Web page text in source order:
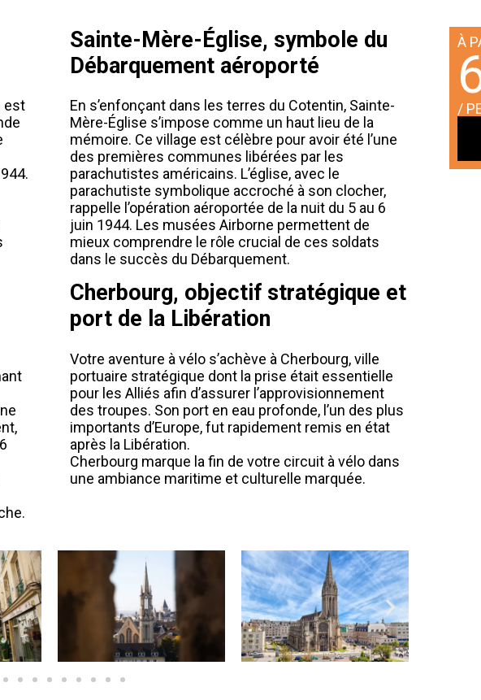
est
Sainte-Mère-Église, symbole du
Débarquement aéroporté
En s’enfonçant dans les terres du Cotentin, Sainte-
Mère-Église s’impose comme un haut lieu de la
mémoire. Ce village est célèbre pour avoir été l’une
des premières communes libérées par les
parachutistes américains. L’église, avec le
parachutiste symbolique accroché à son clocher,
rappelle l’opération aéroportée de la nuit du 5 au 6
juin 1944. Les musées Airborne permettent de
mieux comprendre le rôle crucial de ces soldats
dans le succès du Débarquement.
Cherbourg, objectif stratégique et
port de la Libération
Votre aventure à vélo s’achève à Cherbourg, ville
portuaire stratégique dont la prise était essentielle
pour les Alliés afin d’assurer l’approvisionnement
des troupes. Son port en eau profonde, l’un des plus
importants d’Europe, fut rapidement remis en état
après la Libération.
Cherbourg marque la fin de votre circuit à vélo dans
une ambiance maritime et culturelle marquée.
À
/